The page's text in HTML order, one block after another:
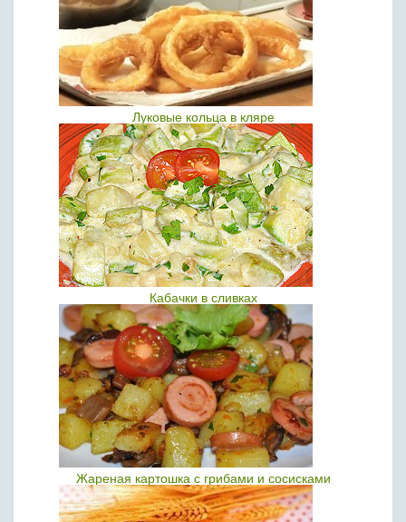
Луковые кольца в кляре
Кабачки в сливках
Жареная картошка с грибами и сосисками